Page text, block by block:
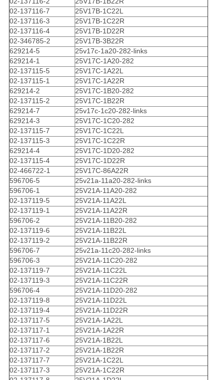
02-137116-7
25V17B-1C22L
02-137116-3
25V17B-1C22R
02-137116-4
25V17B-1D22R
02-346785-2
25V17B-3B22R
629214-5
25v17c-1a20-282-links
629214-1
25V17C-1A20-282
02-137115-5
25V17C-1A22L
02-137115-1
25V17C-1A22R
629214-2
25V17C-1B20-282
02-137115-2
25V17C-1B22R
629214-7
25v17c-1c20-282-links
629214-3
25V17C-1C20-282
02-137115-7
25V17C-1C22L
02-137115-3
25V17C-1C22R
629214-4
25V17C-1D20-282
02-137115-4
25V17C-1D22R
02-466722-1
25V17C-86A22R
596706-5
25v21a-11a20-282-links
596706-1
25V21A-11A20-282
02-137119-5
25V21A-11A22L
02-137119-1
25V21A-11A22R
596706-2
25V21A-11B20-282
02-137119-6
25V21A-11B22L
02-137119-2
25V21A-11B22R
596706-7
25v21a-11c20-282-links
596706-3
25V21A-11C20-282
02-137119-7
25V21A-11C22L
02-137119-3
25V21A-11C22R
596706-4
25V21A-11D20-282
02-137119-8
25V21A-11D22L
02-137119-4
25V21A-11D22R
02-137117-5
25V21A-1A22L
02-137117-1
25V21A-1A22R
02-137117-6
25V21A-1B22L
02-137117-2
25V21A-1B22R
02-137117-7
25V21A-1C22L
02-137117-3
25V21A-1C22R